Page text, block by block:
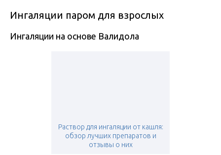
Ингаляции паром для взрослых
Ингаляции на основе Валидола
Раствор для ингаляции от кашля:
обзор лучших препаратов и
отзывы о них